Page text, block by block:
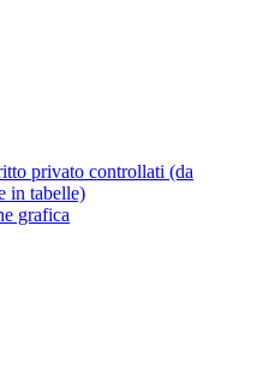
privato controllati (da
in tabelle)
grafica